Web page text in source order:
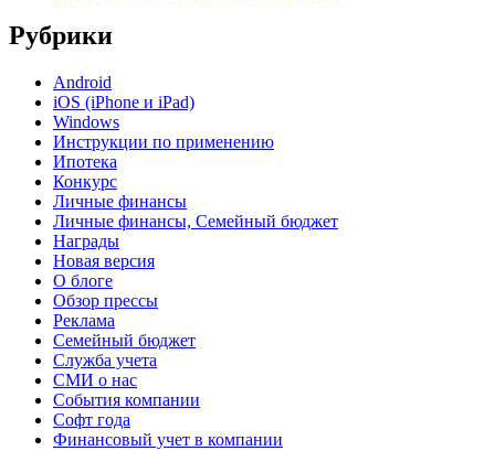
Рубрики
Android
iOS (iPhone и iPad)
Windows
Инструкции по применению
Ипотека
Конкурс
Личные финансы
Личные финансы, Семейный бюджет
Награды
Новая версия
О блоге
Обзор прессы
Реклама
Семейный бюджет
Служба учета
СМИ о нас
События компании
Софт года
Финансовый учет в компании